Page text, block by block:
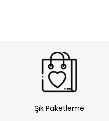
Şık Paketleme